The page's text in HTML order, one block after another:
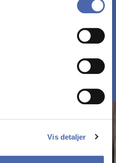
selv - og kan altid trække
Vis detaljer
PÅ MBD